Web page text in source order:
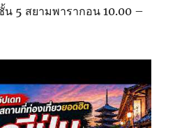
5 สยามพารากอน 10.00 –